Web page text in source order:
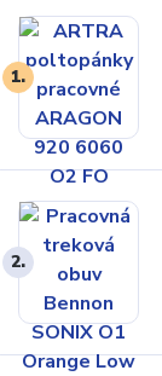
1.
2.